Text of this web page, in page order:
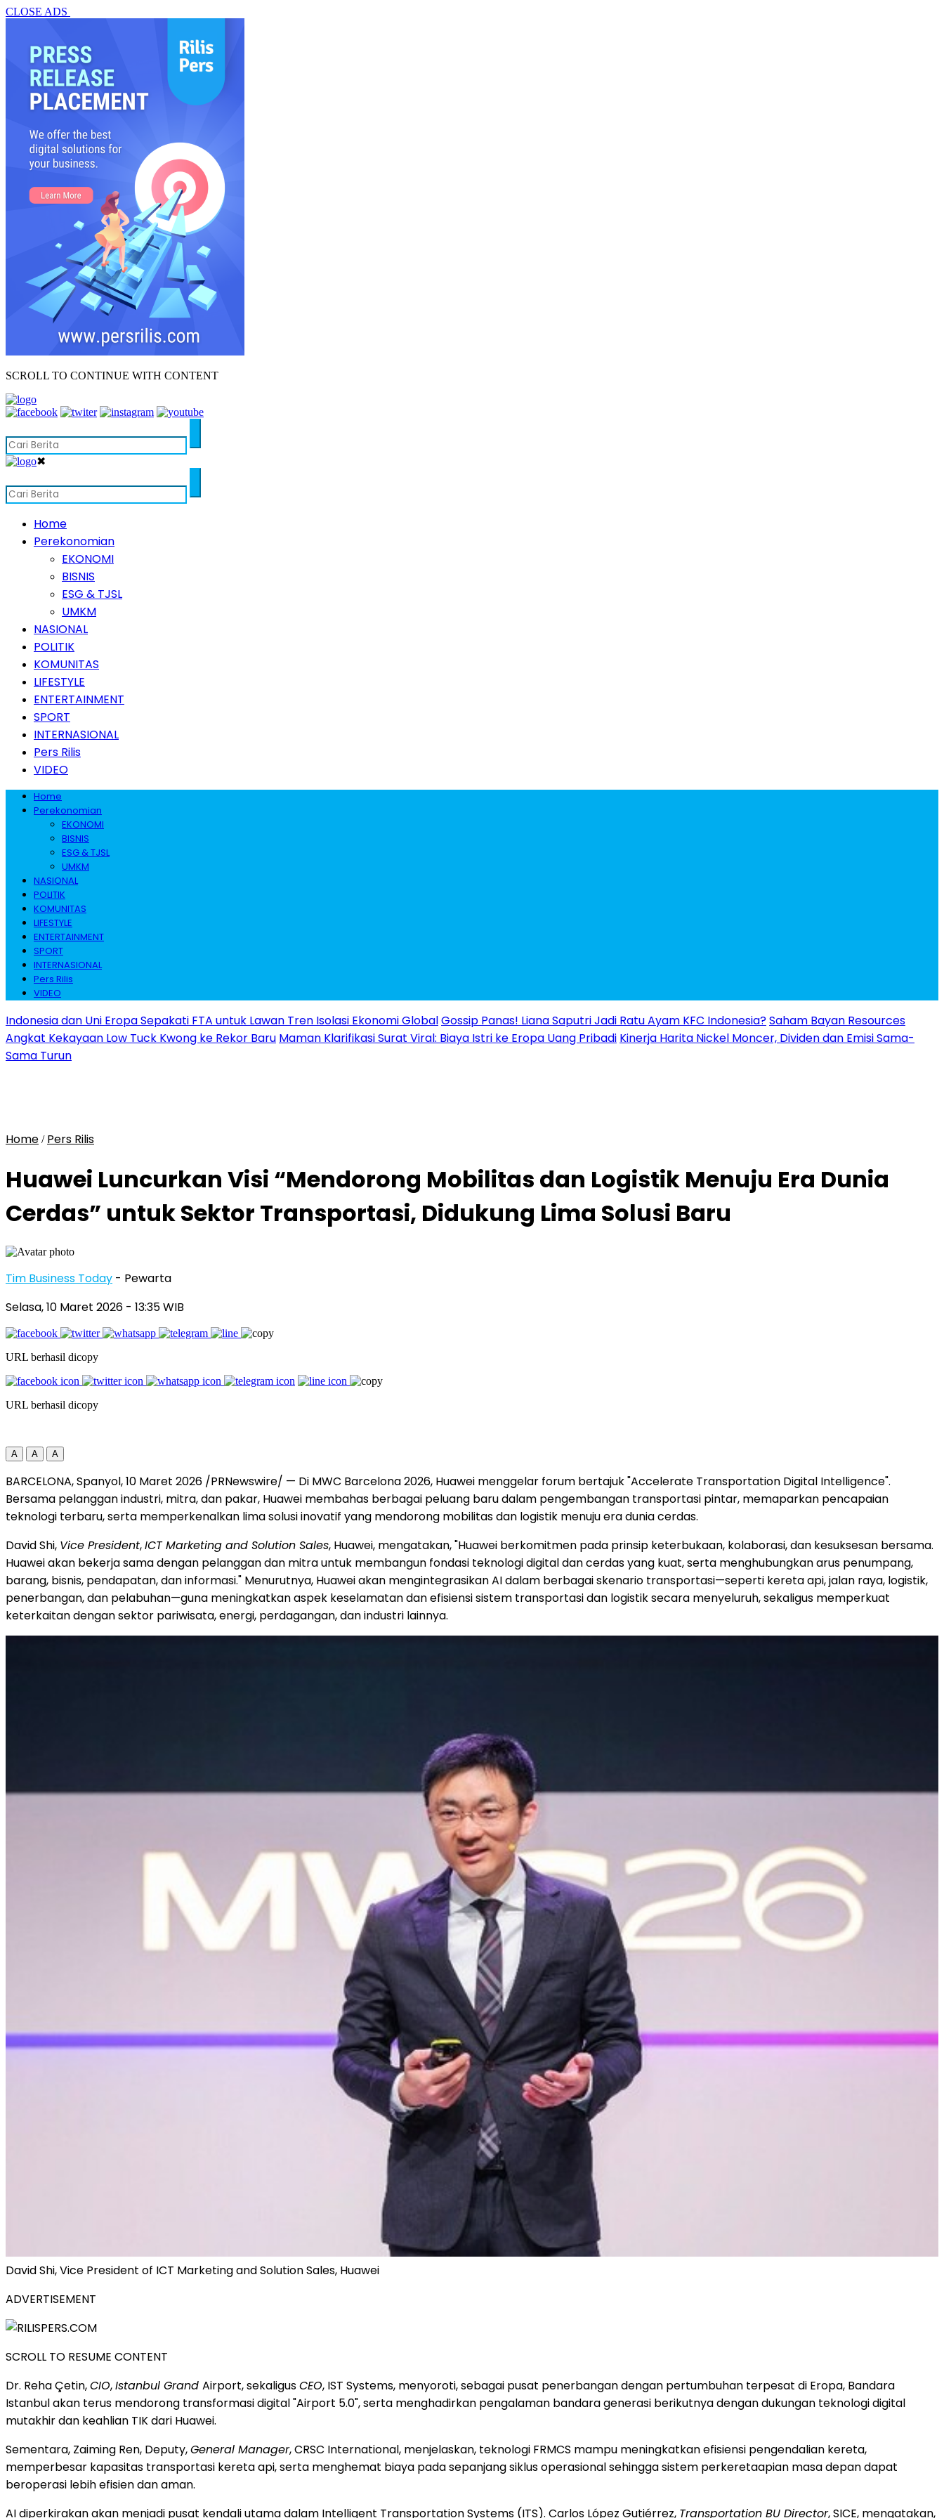
CLOSE ADS
SCROLL TO CONTINUE WITH CONTENT
✖
Home
Perekonomian
EKONOMI
BISNIS
ESG & TJSL
UMKM
NASIONAL
POLITIK
KOMUNITAS
LIFESTYLE
ENTERTAINMENT
SPORT
INTERNASIONAL
Pers Rilis
VIDEO
Home
Perekonomian
EKONOMI
BISNIS
ESG & TJSL
UMKM
NASIONAL
POLITIK
KOMUNITAS
LIFESTYLE
ENTERTAINMENT
SPORT
INTERNASIONAL
Pers Rilis
VIDEO
Indonesia dan Uni Eropa Sepakati FTA untuk Lawan Tren Isolasi Ekonomi GlobalGossip Panas! Liana Saputri Jadi Ratu Ayam KFC Indonesia?Saham Bayan Resources
Angkat Kekayaan Low Tuck Kwong ke Rekor Baru Maman Klarifikasi Surat Viral: Biaya Istri ke Eropa Uang Pribadi Kinerja Harita Nickel Moncer, Dividen dan Emisi Sama-
Sama Turun
Home / Pers Rilis
Huawei Luncurkan Visi “Mendorong Mobilitas dan Logistik Menuju Era Dunia
Cerdas” untuk Sektor Transportasi, Didukung Lima Solusi Baru
Tim Business Today - Pewarta
Selasa, 10 Maret 2026 - 13:35 WIB
URL berhasil dicopy
URL berhasil dicopy
A A A
BARCELONA, Spanyol,10 Maret 2026 /PRNewswire/ — Di MWC Barcelona 2026, Huawei menggelar forum bertajuk "Accelerate Transportation Digital Intelligence".
Bersama pelanggan industri, mitra, dan pakar, Huawei membahas berbagai peluang baru dalam pengembangan transportasi pintar, memaparkan pencapaian
teknologi terbaru, serta memperkenalkan lima solusi inovatif yang mendorong mobilitas dan logistik menuju era dunia cerdas.
David Shi, Vice President,ICT Marketing and Solution Sales, Huawei, mengatakan, "Huawei berkomitmen pada prinsip keterbukaan, kolaborasi, dan kesuksesan bersama.
Huawei akan bekerja sama dengan pelanggan dan mitra untuk membangun fondasi teknologi digital dan cerdas yang kuat, serta menghubungkan arus penumpang,
barang, bisnis, pendapatan, dan informasi." Menurutnya, Huawei akan mengintegrasikan AI dalam berbagai skenario transportasi—seperti kereta api, jalan raya, logistik,
penerbangan, dan pelabuhan—guna meningkatkan aspek keselamatan dan efisiensi sistem transportasi dan logistik secara menyeluruh, sekaligus memperkuat
keterkaitan dengan sektor pariwisata, energi, perdagangan, dan industri lainnya.
David Shi, Vice President of ICT Marketing and Solution Sales, Huawei
ADVERTISEMENT
SCROLL TO RESUME CONTENT
Dr. Reha Çetin,CIO,Istanbul Grand Airport, sekaligusCEO, IST Systems, menyoroti, sebagai pusat penerbangan dengan pertumbuhan terpesat di Eropa, Bandara
Istanbul akan terus mendorong transformasi digital "Airport 5.0", serta menghadirkan pengalaman bandara generasi berikutnya dengan dukungan teknologi digital
mutakhir dan keahlian TIK dari Huawei.
Sementara, Zaiming Ren, Deputy,General Manager, CRSC International, menjelaskan, teknologi FRMCS mampu meningkatkan efisiensi pengendalian kereta,
memperbesar kapasitas transportasi kereta api, serta menghemat biaya pada sepanjang siklus operasional sehingga sistem perkeretaapian masa depan dapat
beroperasi lebih efisien dan aman.
AI diperkirakan akan menjadi pusat kendali utama dalam Intelligent Transportation Systems (ITS). Carlos López Gutiérrez, Transportation BU Director, SICE, mengatakan,